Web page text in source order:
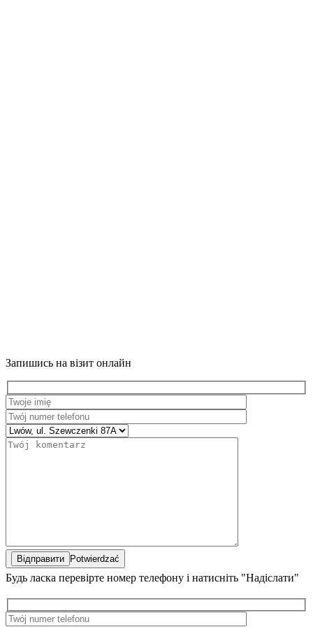
Запишись на візит онлайн
Potwierdzać
Будь ласка перевірте номер телефону і натисніть "Надіслати"